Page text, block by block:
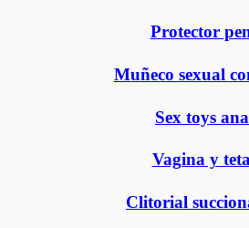
Protector
Muñeco sexual
Sex toys
Vagina y
Clitorial